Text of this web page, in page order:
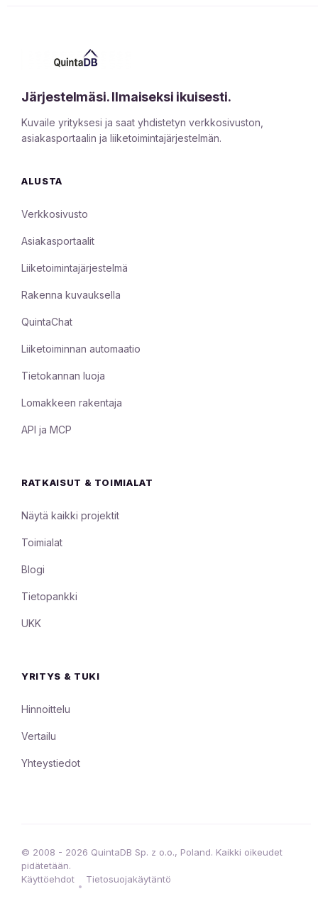
Järjestelmäsi. Ilmaiseksi ikuisesti.
Kuvaile yrityksesi ja saat yhdistetyn verkkosivuston,
asiakasportaalin ja liiketoimintajärjestelmän.
ALUSTA
Verkkosivusto
Asiakasportaalit
Liiketoimintajärjestelmä
Rakenna kuvauksella
QuintaChat
Liiketoiminnan automaatio
Tietokannan luoja
Lomakkeen rakentaja
API ja MCP
RATKAISUT & TOIMIALAT
Näytä kaikki projektit
Toimialat
Blogi
Tietopankki
UKK
YRITYS & TUKI
Hinnoittelu
Vertailu
Yhteystiedot
© 2008 - 2026 QuintaDB Sp. z o.o., Poland. Kaikki oikeudet
pidätetään.
Käyttöehdot
•
Tietosuojakäytäntö